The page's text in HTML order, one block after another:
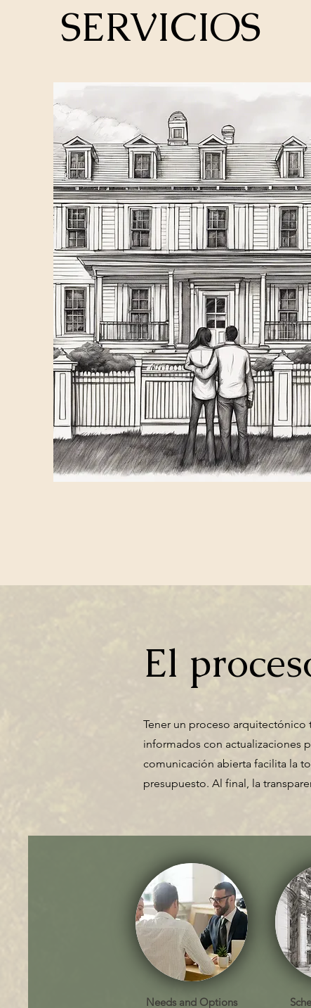
SERVICIOS
El
Tener un proceso arquitectónico
informados con actualizaciones
comunicación abierta facilita la
presupuesto. Al final, la
Needs and Options